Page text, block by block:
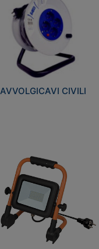
AVVOLGICAVI CIVILI